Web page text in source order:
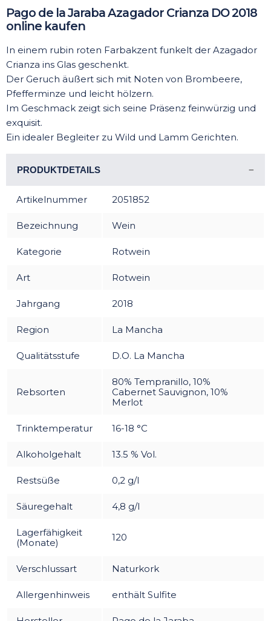
Pago de la Jaraba Azagador Crianza DO 2018
online kaufen
In einem rubin roten Farbakzent funkelt der Azagador
Crianza ins Glas geschenkt.
Der Geruch äußert sich mit Noten von Brombeere,
Pfefferminze und leicht hölzern.
Im Geschmack zeigt sich seine Präsenz feinwürzig und
exquisit.
Ein idealer Begleiter zu Wild und Lamm Gerichten.
PRODUKTDETAILS
Artikelnummer 2051852
Bezeichnung Wein
Kategorie Rotwein
Art Rotwein
Jahrgang 2018
Region La Mancha
Qualitätsstufe D.O. La Mancha
Rebsorten
80% Tempranillo, 10%
Cabernet Sauvignon, 10%
Merlot
Trinktemperatur 16-18 °C
Alkoholgehalt 13.5 % Vol.
Restsüße 0,2 g/l
Säuregehalt 4,8 g/l
Lagerfähigkeit
(Monate)
120
Verschlussart Naturkork
Allergenhinweis enthält Sulfite